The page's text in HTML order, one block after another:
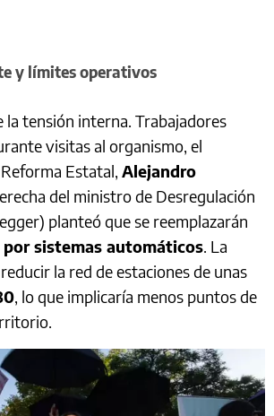
y límites operativos
la tensión interna. Trabajadores
visitas al organismo, el
Estatal, Alejandro
del ministro de Desregulación
planteó que se reemplazarán
sistemas automáticos. La
la red de estaciones de unas
, lo que implicaría menos puntos de